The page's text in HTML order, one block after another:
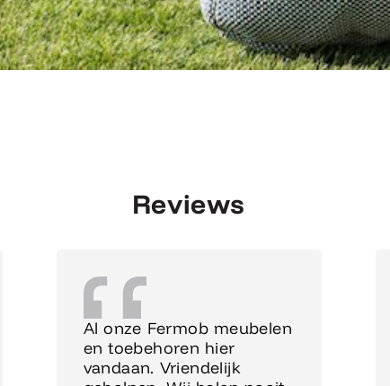
Reviews
Al onze Fermob meubelen
en toebehoren hier
vandaan. Vriendelijk